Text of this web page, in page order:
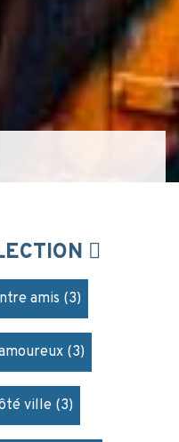
amis (3)
(3)
ville (3)